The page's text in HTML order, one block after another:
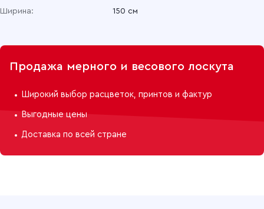
Ширина:
150 см
Продажа мерного и весового лоскута
Широкий выбор расцветок, принтов и фактур
Выгодные цены
Доставка по всей стране